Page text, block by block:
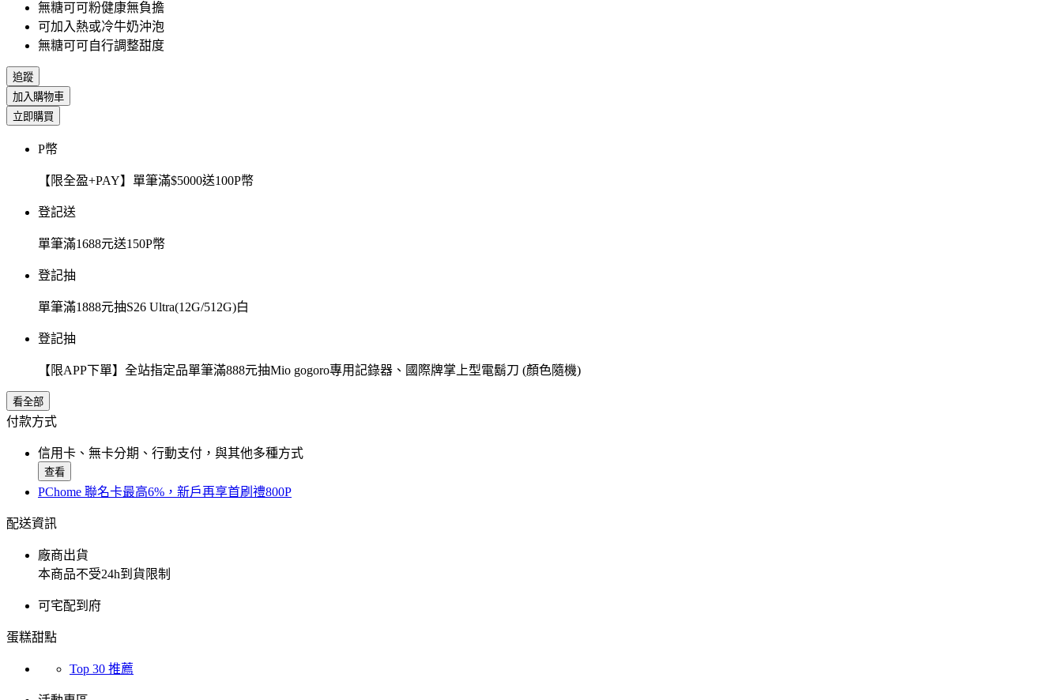
無糖可可粉健康無負擔
可加入熱或冷牛奶沖泡
無糖可可自行調整甜度
追蹤
加入購物車
立即購買
P幣
【限全盈+PAY】單筆滿$5000送100P幣
登記送
單筆滿1688元送150P幣
登記抽
單筆滿1888元抽S26 Ultra(12G/512G)白
登記抽
【限APP下單】全站指定品單筆滿888元抽Mio gogoro專用記錄器、國際牌掌上型電鬍刀 (顏色隨機)
看全部
付款方式
信用卡、無卡分期、行動支付，與其他多種方式
查看
PChome 聯名卡最高6%，新戶再享首刷禮800P
配送資訊
廠商出貨
本商品不受24h到貨限制
可宅配到府
蛋糕甜點
Top 30 推薦